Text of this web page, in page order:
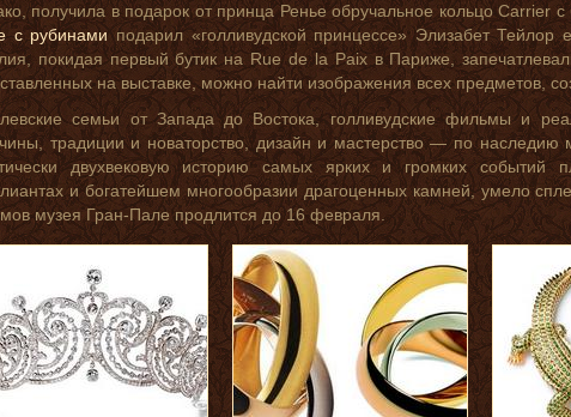
получила в подарок от принца Ренье обручальное кольцо Carrier
с рубинамиподарил «голливудской принцессе» Элизабет
покидая первый бутик на Rue de la Paix в Париже,
на выставке, можно найти изображения всех предметов,
семьи от Запада до Востока, голливудские фильмы и
традиции и новаторство, дизайн и мастерство — по
двухвековую историю самых ярких и громких событий
и богатейшем многообразии драгоценных камней, умело
музея Гран-Пале продлится до 16 февраля.